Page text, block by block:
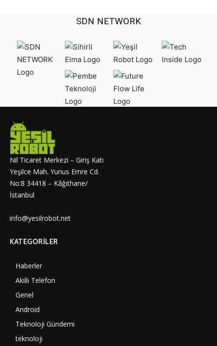
SDN NETWORK
Nil Ticaret Merkezi – Giriş Katı
Yeşilce Mah. Yunus Emre Cd.
No:8 34418 – Kâğıthane/
İstanbul
info@yesilrobot.net
KATEGORILER
Haberler
Akıllı Telefon
Genel
Android
Teknoloji Gündemi
teknoloji